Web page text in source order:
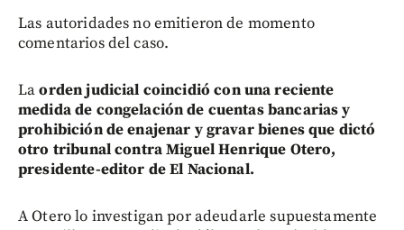
Las autoridades no emitieron de momento
comentarios del caso.
Laorden judicial coincidió con una reciente
medida de congelación de cuentas bancarias y
prohibición de enajenar y gravar bienes que dictó
otro tribunal contra Miguel Henrique Otero,
presidente-editor de El Nacional.
A Otero lo investigan por adeudarle supuestamente